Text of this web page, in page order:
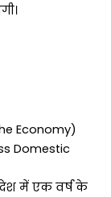
Economy)
Domestic
में एक वर्ष के